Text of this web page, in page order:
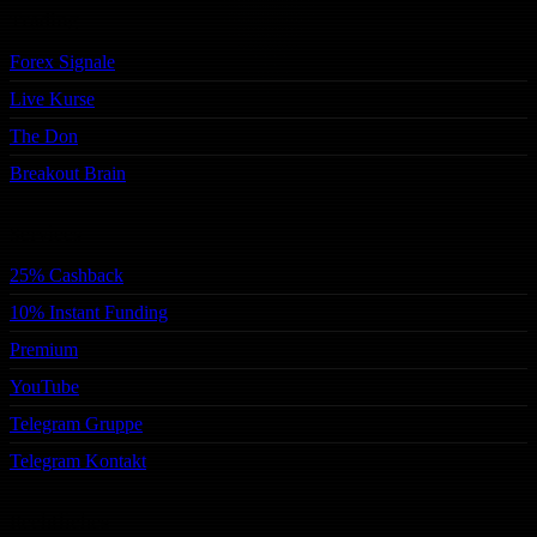
Forex Signale
Live Kurse
The Don
Breakout Brain
25% Cashback
10% Instant Funding
Premium
YouTube
Telegram Gruppe
Telegram Kontakt